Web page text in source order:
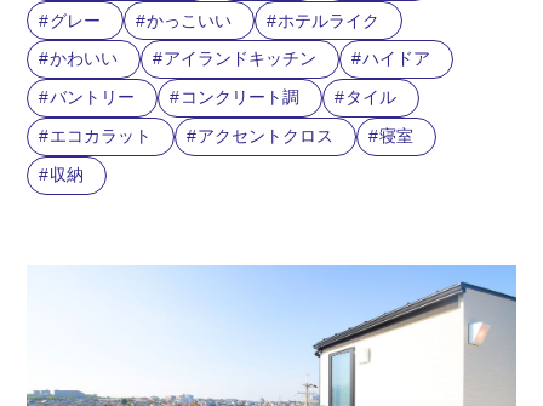
グレー
かっこいい
ホテルライク
かわいい
アイランドキッチン
ハイドア
バントリー
コンクリート調
タイル
エコカラット
アクセントクロス
寝室
収納